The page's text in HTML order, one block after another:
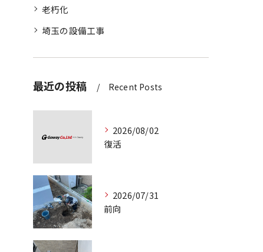
老朽化
埼玉の設備工事
最近の投稿 Recent Posts
2026/08/02
復活
2026/07/31
前向